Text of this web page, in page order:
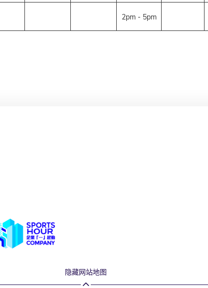
2pm - 5pm
隐藏网站地图